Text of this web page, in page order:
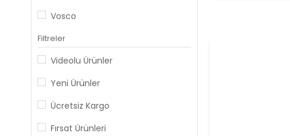
Vosco
Filtreler
Videolu Ürünler
Yeni Ürünler
Ücretsiz Kargo
Fırsat Ürünleri